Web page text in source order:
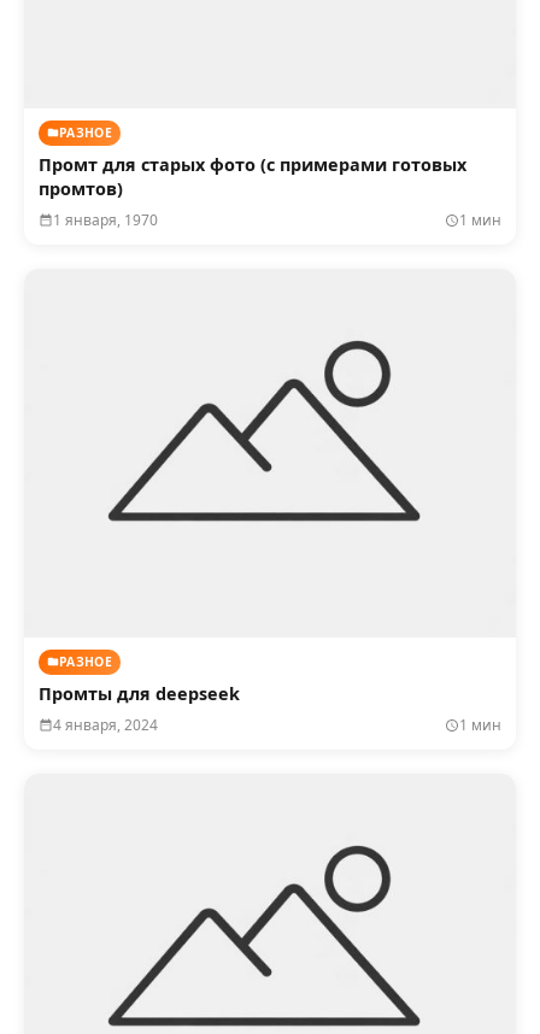
РАЗНОЕ
Промт для старых фото (с примерами готовых
промтов)
1 января, 1970 1 мин
РАЗНОЕ
Промты для deepseek
4 января, 2024 1 мин